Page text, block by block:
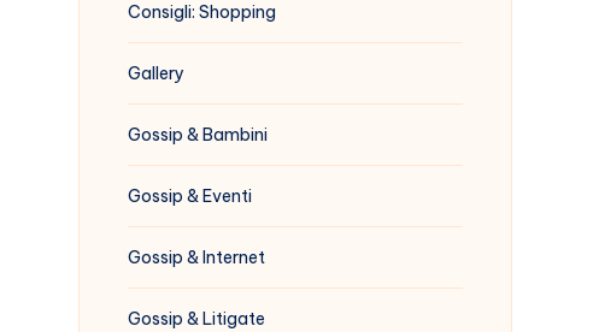
Consigli: Shopping
Gallery
Gossip & Bambini
Gossip & Eventi
Gossip & Internet
Gossip & Litigate